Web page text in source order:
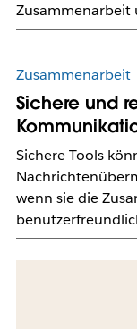
Zusammenarbeit
Zusammenarbeit
Sichere und
Sichere Tools
wenn sie die